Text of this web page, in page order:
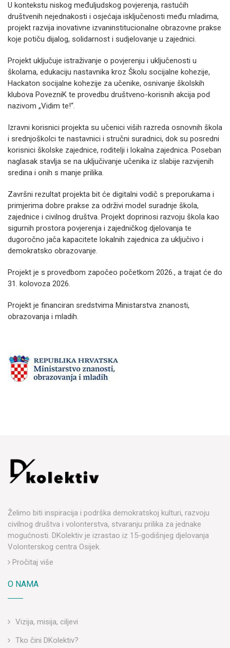
U kontekstu niskog međuljudskog povjerenja, rastućih
društvenih nejednakosti i osjećaja isključenosti među mladima,
projekt razvija inovativne izvaninstitucionalne obrazovne prakse
koje potiču dijalog, solidarnost i sudjelovanje u zajednici.
Projekt uključuje istraživanje o povjerenju i uključenosti u
školama, edukaciju nastavnika kroz Školu socijalne kohezije,
Hackaton socijalne kohezije za učenike, osnivanje školskih
klubova PovezniK te provedbu društveno-korisnih akcija pod
nazivom „Vidim te!“.
Izravni korisnici projekta su učenici viših razreda osnovnih škola
i srednjoškolci te nastavnici i stručni suradnici, dok su posredni
korisnici školske zajednice, roditelji i lokalna zajednica. Poseban
naglasak stavlja se na uključivanje učenika iz slabije razvijenih
sredina i onih s manje prilika.
Završni rezultat projekta bit će digitalni vodič s preporukama i
primjerima dobre prakse za održivi model suradnje škola,
zajednice i civilnog društva. Projekt doprinosi razvoju škola kao
sigurnih prostora povjerenja i zajedničkog djelovanja te
dugoročno jača kapacitete lokalnih zajednica za uključivo i
demokratsko obrazovanje.
Projekt je s provedbom započeo početkom 2026., a trajat će do
31. kolovoza 2026.
Projekt je financiran sredstvima Ministarstva znanosti,
obrazovanja i mladih.
Želimo biti inspiracija i podrška demokratskoj kulturi, razvoju
civilnog društva i volonterstva, stvaranju prilika za jednake
mogućnosti. DKolektiv je izrastao iz 15-godišnjeg djelovanja
Volonterskog centra Osijek.
Pročitaj više
O NAMA
Vizija, misija, ciljevi
Tko čini DKolektiv?